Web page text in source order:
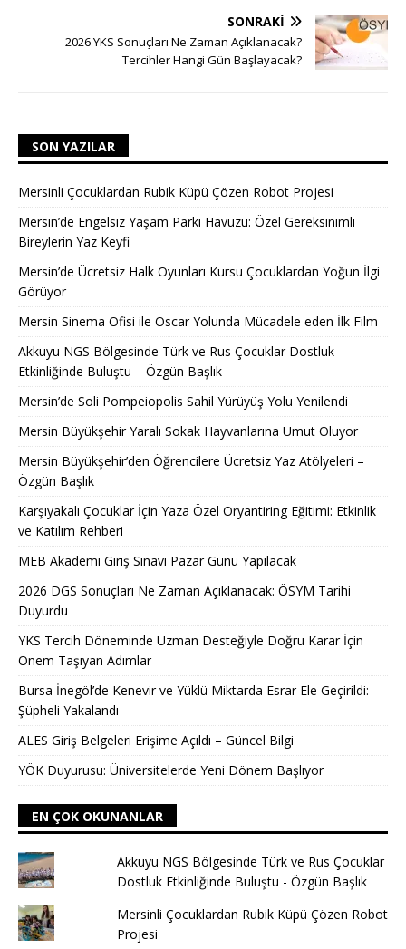
SONRAKI
2026 YKS Sonuçları Ne Zaman Açıklanacak?
Tercihler Hangi Gün Başlayacak?
SON YAZILAR
Mersinli Çocuklardan Rubik Küpü Çözen Robot Projesi
Mersin’de Engelsiz Yaşam Parkı Havuzu: Özel Gereksinimli
Bireylerin Yaz Keyfi
Mersin’de Ücretsiz Halk Oyunları Kursu Çocuklardan Yoğun İlgi
Görüyor
Mersin Sinema Ofisi ile Oscar Yolunda Mücadele eden İlk Film
Akkuyu NGS Bölgesinde Türk ve Rus Çocuklar Dostluk
Etkinliğinde Buluştu – Özgün Başlık
Mersin’de Soli Pompeiopolis Sahil Yürüyüş Yolu Yenilendi
Mersin Büyükşehir Yaralı Sokak Hayvanlarına Umut Oluyor
Mersin Büyükşehir’den Öğrencilere Ücretsiz Yaz Atölyeleri –
Özgün Başlık
Karşıyakalı Çocuklar İçin Yaza Özel Oryantiring Eğitimi: Etkinlik
ve Katılım Rehberi
MEB Akademi Giriş Sınavı Pazar Günü Yapılacak
2026 DGS Sonuçları Ne Zaman Açıklanacak: ÖSYM Tarihi
Duyurdu
YKS Tercih Döneminde Uzman Desteğiyle Doğru Karar İçin
Önem Taşıyan Adımlar
Bursa İnegöl’de Kenevir ve Yüklü Miktarda Esrar Ele Geçirildi:
Şüpheli Yakalandı
ALES Giriş Belgeleri Erişime Açıldı – Güncel Bilgi
YÖK Duyurusu: Üniversitelerde Yeni Dönem Başlıyor
EN ÇOK OKUNANLAR
Akkuyu NGS Bölgesinde Türk ve Rus Çocuklar
Dostluk Etkinliğinde Buluştu - Özgün Başlık
Mersinli Çocuklardan Rubik Küpü Çözen Robot
Projesi